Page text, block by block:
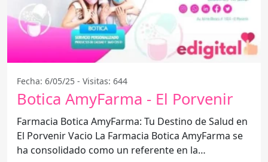
Fecha: 6/05/25 - Visitas: 644
Botica AmyFarma - El Porvenir
Farmacia Botica AmyFarma: Tu Destino de Salud en
El Porvenir Vacio La Farmacia Botica AmyFarma se
ha consolidado como un referente en la